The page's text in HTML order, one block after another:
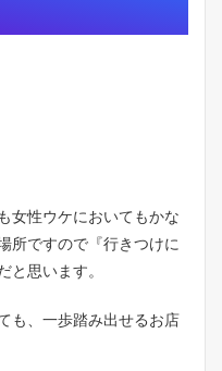
女性ウケにおいてもかな
所ですので『行きつけに
と思います。
も、一歩踏み出せるお店